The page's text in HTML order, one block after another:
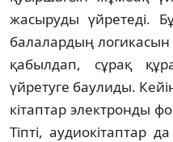
жасыруды үйретеді.
балалардың
қабылдап, сұрақ
үйретуге баулиды.
кітаптар электронды
Тіпті, аудиокітаптар